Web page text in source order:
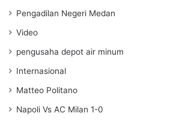
Pengadilan Negeri Medan
Video
pengusaha depot air minum
Internasional
Matteo Politano
Napoli Vs AC Milan 1-0